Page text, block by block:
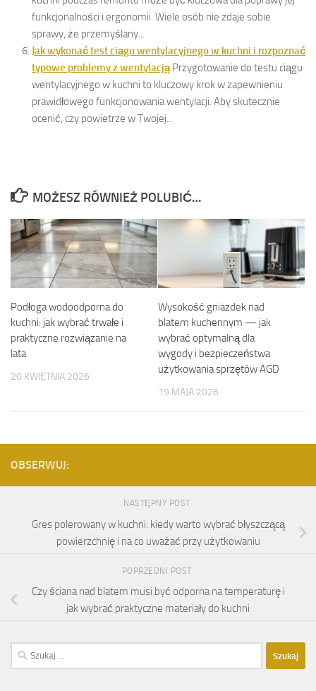
funkcjonalności i ergonomii. Wiele osób nie zdaje sobie
sprawy, że przemyślany...
Jak wykonać test ciągu wentylacyjnego w kuchni i rozpoznać
typowe problemy z wentylacją Przygotowanie do testu ciągu
wentylacyjnego w kuchni to kluczowy krok w zapewnieniu
prawidłowego funkcjonowania wentylacji. Aby skutecznie
ocenić, czy powietrze w Twojej...
MOŻESZ RÓWNIEŻ POLUBIĆ…
Podłoga wodoodporna do
kuchni: jak wybrać trwałe i
praktyczne rozwiązanie na
lata
20 KWIETNIA 2026
Wysokość gniazdek nad
blatem kuchennym — jak
wybrać optymalną dla
wygody i bezpieczeństwa
użytkowania sprzętów AGD
19 MAJA 2026
OBSERWUJ:
NASTĘPNY POST
Gres polerowany w kuchni: kiedy warto wybrać błyszczącą
powierzchnię i na co uważać przy użytkowaniu
POPRZEDNI POST
Czy ściana nad blatem musi być odporna na temperaturę i
jak wybrać praktyczne materiały do kuchni
Szukaj: